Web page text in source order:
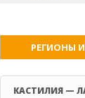
РЕГИОНЫ
КАСТИЛИЯ —